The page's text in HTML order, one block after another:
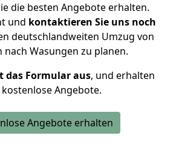
die besten Angebote erhalten.
und kontaktieren Sie uns noch
deutschlandweiten Umzug von
nach Wasungen zu planen.
das Formular aus, und erhalten
kostenlose Angebote.
Angebote erhalten